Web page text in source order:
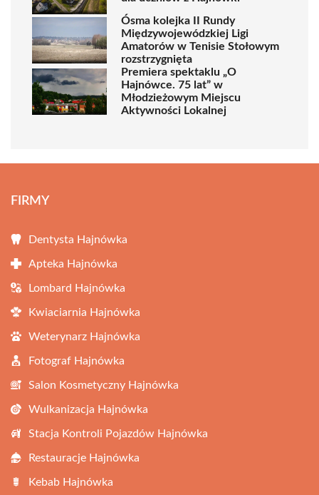
Ósma kolejka II Rundy
Międzywojewódzkiej Ligi
Amatorów w Tenisie Stołowym
rozstrzygnięta
Premiera spektaklu „O
Hajnówce. 75 lat” w
Młodzieżowym Miejscu
Aktywności Lokalnej
FIRMY
Dentysta Hajnówka
Apteka Hajnówka
Lombard Hajnówka
Kwiaciarnia Hajnówka
Weterynarz Hajnówka
Fotograf Hajnówka
Salon Kosmetyczny Hajnówka
Wulkanizacja Hajnówka
Stacja Kontroli Pojazdów Hajnówka
Restauracje Hajnówka
Kebab Hajnówka